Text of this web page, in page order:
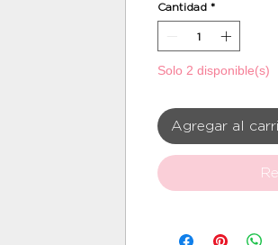
Cantidad *
Solo 2 disponible(s)
Agregar al